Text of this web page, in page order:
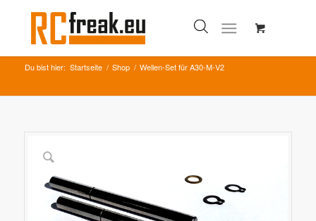
Du bist hier: Startseite / Shop / Wellen-Set für A30-M-V2